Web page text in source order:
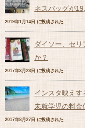
ネスバッグが
2019年1月14日 に投稿された
ダイソー、セ
か？
2017年3月23日 に投稿された
インスタ映えす
未就学児の料
2017年8月27日 に投稿された